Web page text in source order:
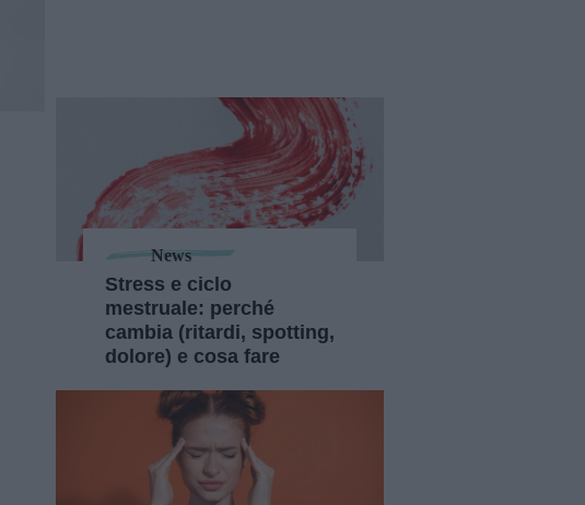
News
Stress e ciclo
mestruale: perché
cambia (ritardi, spotting,
dolore) e cosa fare